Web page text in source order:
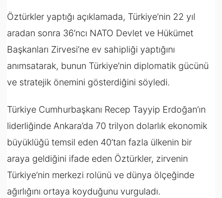
Öztürkler yaptığı açıklamada, Türkiye’nin 22 yıl
aradan sonra 36’ncı NATO Devlet ve Hükümet
Başkanları Zirvesi’ne ev sahipliği yaptığını
anımsatarak, bunun Türkiye’nin diplomatik gücünü
ve stratejik önemini gösterdiğini söyledi.
Türkiye Cumhurbaşkanı Recep Tayyip Erdoğan’ın
liderliğinde Ankara’da 70 trilyon dolarlık ekonomik
büyüklüğü temsil eden 40’tan fazla ülkenin bir
araya geldiğini ifade eden Öztürkler, zirvenin
Türkiye’nin merkezi rolünü ve dünya ölçeğinde
ağırlığını ortaya koyduğunu vurguladı.